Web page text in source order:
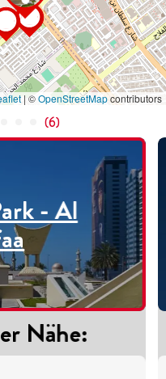
| ©OpenStreetMapcontributors
(6)
- Al
Nähe: